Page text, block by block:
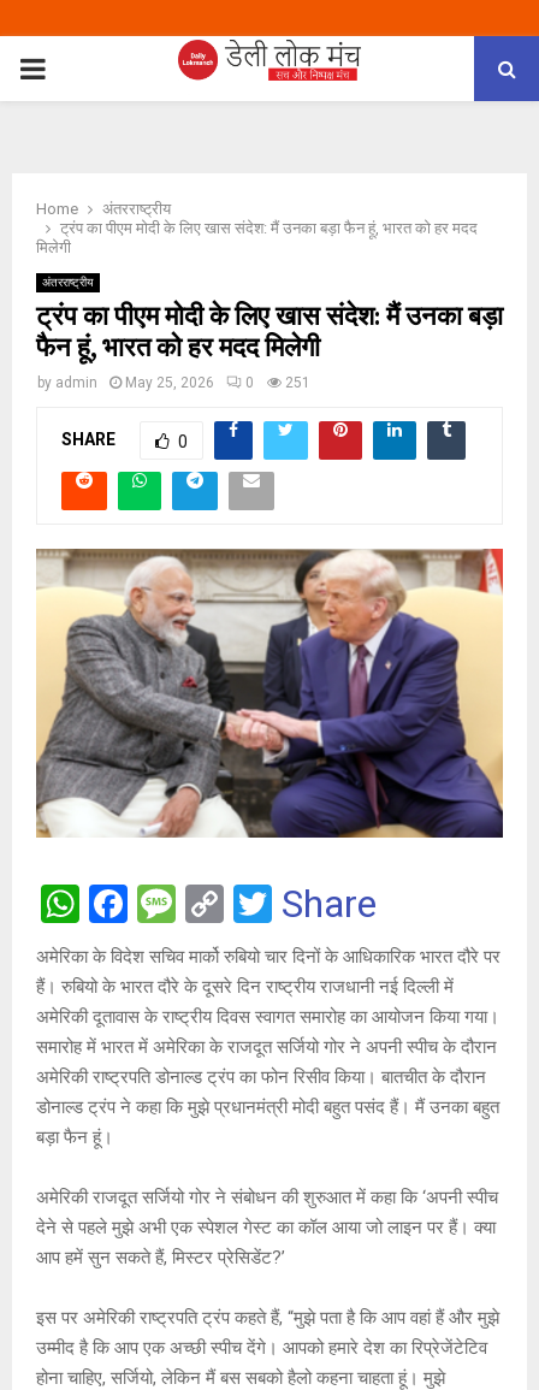
PRIMARY
Home
अंतरराष्ट्रीय
ट्रंप का पीएम मोदी के लिए खास संदेश: मैं उनका बड़ा फैन हूं, भारत को हर मदद
मिलेगी
अंतरराष्ट्रीय
ट्रंप का पीएम मोदी के लिए खास संदेश: मैं उनका बड़ा
फैन हूं, भारत को हर मदद मिलेगी
by admin May 25, 2026 0 251
SHARE 0
W
h
at
s
A
p
p
F
a
ce
b
o
o
M
es
s
a
g
e
C
o
py
Li
n
k
T
wi
tt
er
Share
अमेरिका के विदेश सचिव मार्को रुबियो चार दिनों के आधिकारिक भारत दौरे पर
हैं। रुबियो के भारत दौरे के दूसरे दिन राष्ट्रीय राजधानी नई दिल्ली में
अमेरिकी दूतावास के राष्ट्रीय दिवस स्वागत समारोह का आयोजन किया गया।
समारोह में भारत में अमेरिका के राजदूत सर्जियो गोर ने अपनी स्पीच के दौरान
अमेरिकी राष्ट्रपति डोनाल्ड ट्रंप का फोन रिसीव किया। बातचीत के दौरान
डोनाल्ड ट्रंप ने कहा कि मुझे प्रधानमंत्री मोदी बहुत पसंद हैं। मैं उनका बहुत
बड़ा फैन हूं।
अमेरिकी राजदूत सर्जियो गोर ने संबोधन की शुरुआत में कहा कि ‘अपनी स्पीच
देने से पहले मुझे अभी एक स्पेशल गेस्ट का कॉल आया जो लाइन पर हैं। क्या
आप हमें सुन सकते हैं, मिस्टर प्रेसिडेंट?’
इस पर अमेरिकी राष्ट्रपति ट्रंप कहते हैं, “मुझे पता है कि आप वहां हैं और मुझे
उम्मीद है कि आप एक अच्छी स्पीच देंगे। आपको हमारे देश का रिप्रेजेंटेटिव
होना चाहिए, सर्जियो, लेकिन मैं बस सबको हैलो कहना चाहता हूं। मुझे